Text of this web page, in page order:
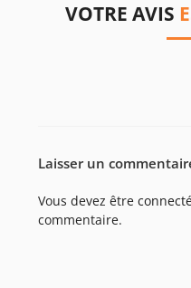
VOTRE AVIS
Laisser un
Vous devez être
commentaire.